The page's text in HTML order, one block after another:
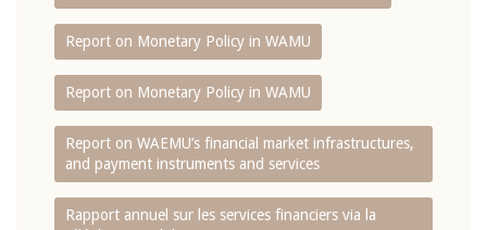
Report on Monetary Policy in WAMU
Report on Monetary Policy in WAMU
Report on WAEMU’s financial market infrastructures,
and payment instruments and services
Rapport annuel sur les services financiers via la